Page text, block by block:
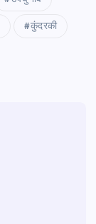
कुंदरकी